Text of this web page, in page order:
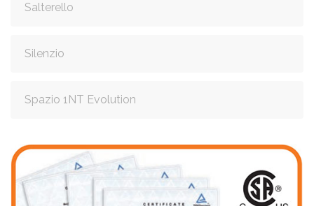
Salterello
Silenzio
Spazio 1NT Evolution